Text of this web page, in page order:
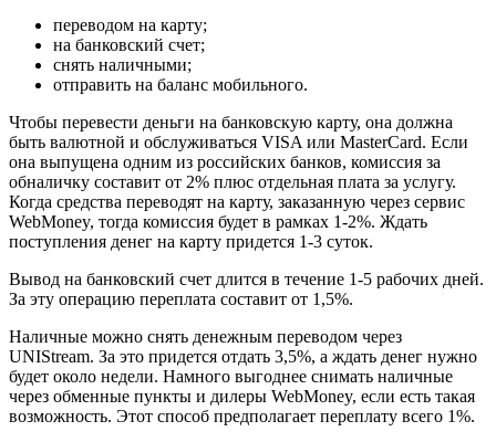
переводом на карту;
на банковский счет;
снять наличными;
отправить на баланс мобильного.
Чтобы перевести деньги на банковскую карту, она должна
быть валютной и обслуживаться VISA или MasterCard. Если
она выпущена одним из российских банков, комиссия за
обналичку составит от 2% плюс отдельная плата за услугу.
Когда средства переводят на карту, заказанную через сервис
WebMoney, тогда комиссия будет в рамках 1-2%. Ждать
поступления денег на карту придется 1-3 суток.
Вывод на банковский счет длится в течение 1-5 рабочих дней.
За эту операцию переплата составит от 1,5%.
Наличные можно снять денежным переводом через
UNIStream. За это придется отдать 3,5%, а ждать денег нужно
будет около недели. Намного выгоднее снимать наличные
через обменные пункты и дилеры WebMoney, если есть такая
возможность. Этот способ предполагает переплату всего 1%.